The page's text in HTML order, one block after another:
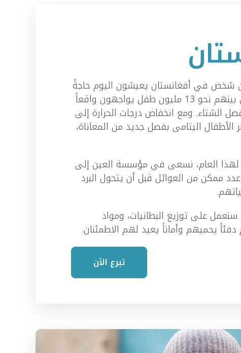
23 مليون شخص في أفغانستان يعيشون اليوم حاجةً
إنسانية ملحة، من بينهم نحو 13 مليون طفل يواجهون واقعاً
الشتاء. ومع انخفاض درجات الحرارة إلى
الأطفال اليتامى بفصل جديد من المعاناة،
العام، نسعى في مؤسسة العين إلى
ممكن من العوائل قبل أن يتحول البرد
على توزيع البطانيات، ومواد
دفئاً يحميهم وأماناً يعيد لهم الاطمئنان.
تبرع الآن